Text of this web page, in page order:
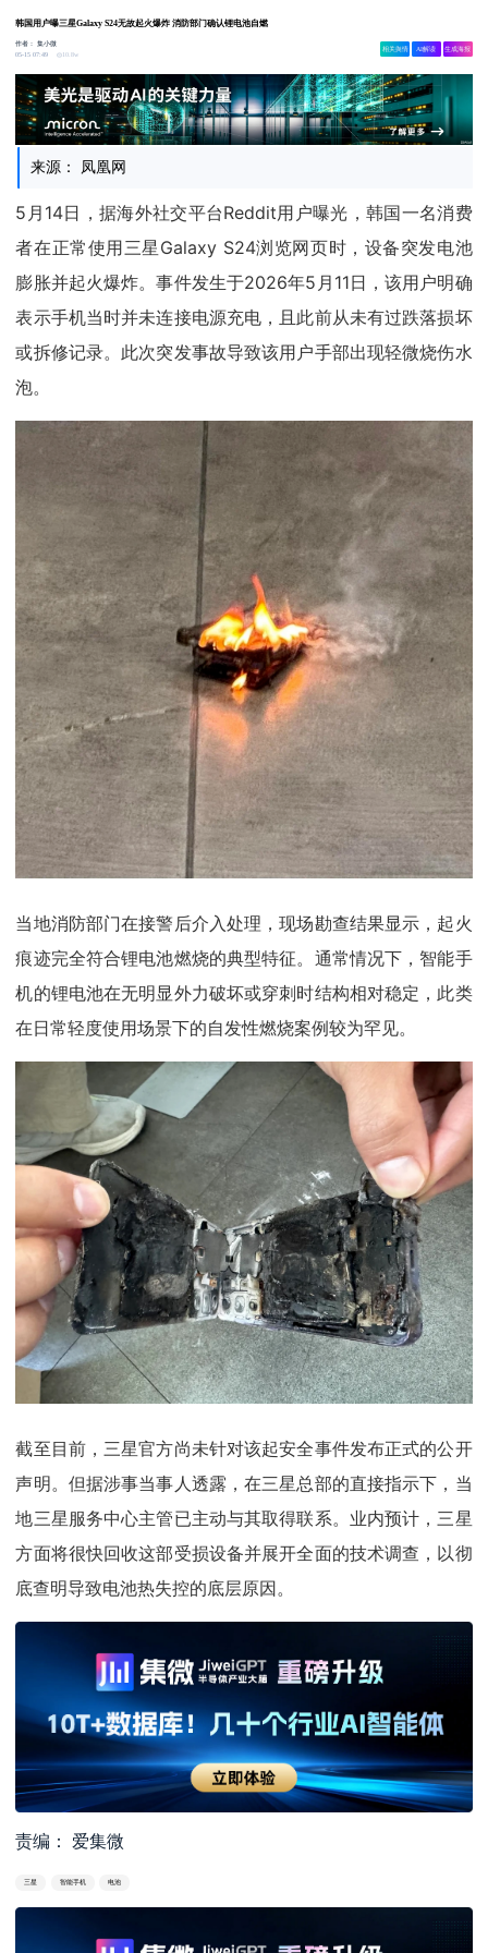
韩国用户曝三星Galaxy S24无故起火爆炸 消防部门确认锂电池自燃
作者：集小微
05-15 07:49
10.8w
相关舆情 AI解读 生成海报
来源： 凤凰网
5月14日，据海外社交平台Reddit用户曝光，韩国一名消费
者在正常使用三星Galaxy S24浏览网页时，设备突发电池
膨胀并起火爆炸。事件发生于2026年5月11日，该用户明确
表示手机当时并未连接电源充电，且此前从未有过跌落损坏
或拆修记录。此次突发事故导致该用户手部出现轻微烧伤水
泡。
当地消防部门在接警后介入处理，现场勘查结果显示，起火
痕迹完全符合锂电池燃烧的典型特征。通常情况下，智能手
机的锂电池在无明显外力破坏或穿刺时结构相对稳定，此类
在日常轻度使用场景下的自发性燃烧案例较为罕见。
截至目前，三星官方尚未针对该起安全事件发布正式的公开
声明。但据涉事当事人透露，在三星总部的直接指示下，当
地三星服务中心主管已主动与其取得联系。业内预计，三星
方面将很快回收这部受损设备并展开全面的技术调查，以彻
底查明导致电池热失控的底层原因。
责编： 爱集微
三星 智能手机 电池